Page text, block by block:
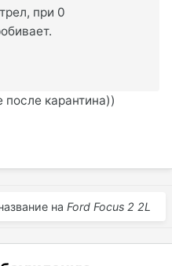
при 0
после карантина))
на Ford Focus 2 2L